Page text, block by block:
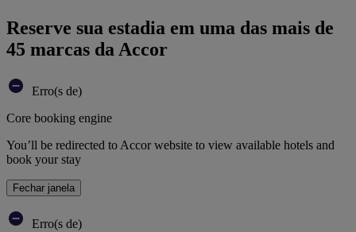
Reserve sua estadia em uma das mais de
45 marcas da Accor
Erro(s de)
Core booking engine
You’ll be redirected to Accor website to view available hotels and
book your stay
Fechar janela
Erro(s de)